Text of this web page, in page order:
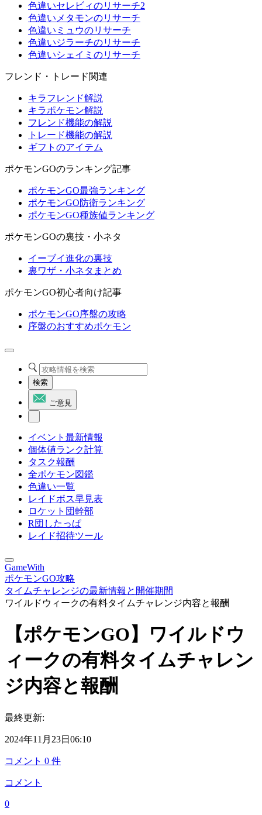
色違いセレビィのリサーチ2
色違いメタモンのリサーチ
色違いミュウのリサーチ
色違いジラーチのリサーチ
色違いシェイミのリサーチ
フレンド・トレード関連
キラフレンド解説
キラポケモン解説
フレンド機能の解説
トレード機能の解説
ギフトのアイテム
ポケモンGOのランキング記事
ポケモンGO最強ランキング
ポケモンGO防衛ランキング
ポケモンGO種族値ランキング
ポケモンGOの裏技・小ネタ
イーブイ進化の裏技
裏ワザ・小ネタまとめ
ポケモンGO初心者向け記事
ポケモンGO序盤の攻略
序盤のおすすめポケモン
検索
ご意見
イベント最新情報
個体値ランク計算
タスク報酬
全ポケモン図鑑
色違い一覧
レイドボス早見表
ロケット団幹部
R団したっぱ
レイド招待ツール
GameWith
ポケモンGO攻略
タイムチャレンジの最新情報と開催期間
ワイルドウィークの有料タイムチャレンジ内容と報酬
【ポケモンGO】ワイルドウ
ィークの有料タイムチャレン
ジ内容と報酬
最終更新:
2024年11月23日06:10
コメント 0 件
コメント
0